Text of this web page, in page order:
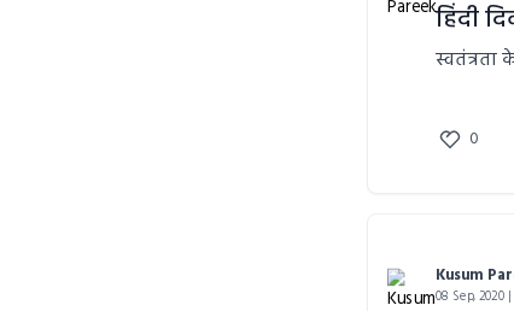
हिंदी
स्वतंत्रता
0
Kusum
08 Sep, 2020